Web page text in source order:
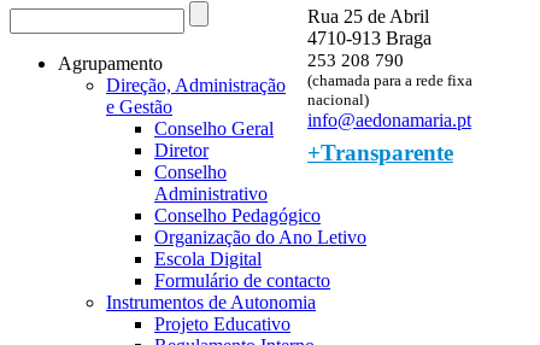
Rua 25 de Abril
4710-913 Braga
253 208 790
(chamada para a rede fixa
nacional)
info@aedonamaria.pt
+Transparente
Formulário de procura
Procurar
Agrupamento
Direção, Administração
e Gestão
Conselho Geral
Diretor
Conselho
Administrativo
Conselho Pedagógico
Organização do Ano Letivo
Escola Digital
Formulário de contacto
Instrumentos de Autonomia
Projeto Educativo